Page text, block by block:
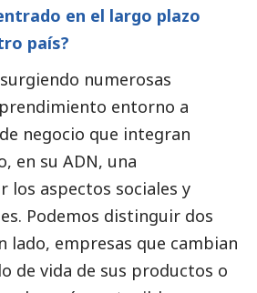
en el largo plazo
país?
numerosas
entorno a
negocio que integran
en su ADN, una
los aspectos sociales y
Podemos distinguir dos
lado, empresas que cambian
de vida de sus productos o